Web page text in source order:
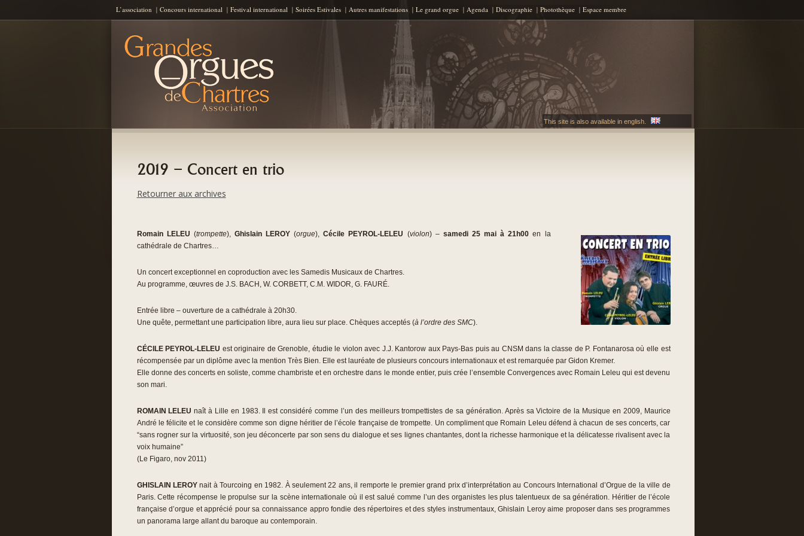
L’association Concours international Festival international Soirées Estivales Autres manifestations Le grand orgue Agenda Discographie Photothèque Espace membre
AGOC
This site is also available in english.
2019 – Concert en trio
Retourner aux archives
Romain LELEU (trompette), Ghislain LEROY (orgue),Cécile PEYROL-LELEU (violon) – samedi 25 mai à 21h00 en la
cathédrale de Chartres…
Un concert exceptionnel en coproduction avec les Samedis Musicaux de Chartres.
Au programme, œuvres de J.S. BACH, W. CORBETT, C.M. WIDOR, G. FAURÉ.
Entrée libre – ouverture de a cathédrale à 20h30.
Une quête, permettant une participation libre, aura lieu sur place. Chèques acceptés (à l’ordre des SMC).
CÉCILE PEYROL-LELEU est originaire de Grenoble, étudie le violon avec J.J. Kantorow aux Pays-Bas puis au CNSM dans la classe de P. Fontanarosa où elle est
récompensée par un diplôme avec la mention Très Bien. Elle est lauréate de plusieurs concours internationaux et est remarquée par Gidon Kremer.
Elle donne des concerts en soliste, comme chambriste et en orchestre dans le monde entier, puis crée l’ensemble Convergences avec Romain Leleu qui est devenu
son mari.
ROMAIN LELEU naît à Lille en 1983. Il est considéré comme l’un des meilleurs trompettistes de sa génération. Après sa Victoire de la Musique en 2009, Maurice
André le félicite et le considère comme son digne héritier de l’école française de trompette. Un compliment que Romain Leleu défend à chacun de ses concerts, car
“sans rogner sur la virtuosité, son jeu déconcerte par son sens du dialogue et ses lignes chantantes, dont la richesse harmonique et la délicatesse rivalisent avec la
voix humaine”
(Le Figaro, nov 2011)
GHISLAIN LEROYnait à Tourcoing en 1982. À seulement 22 ans, il remporte le premier grand prix d’interprétation au Concours International d’Orgue de la ville de
Paris. Cette récompense le propulse sur la scène internationale où il est salué comme l’un des organistes les plus talentueux de sa génération. Héritier de l’école
française d’orgue et apprécié pour sa connaissance appro fondie des répertoires et des styles instrumentaux, Ghislain Leroy aime proposer dans ses programmes
un panorama large allant du baroque au contemporain.